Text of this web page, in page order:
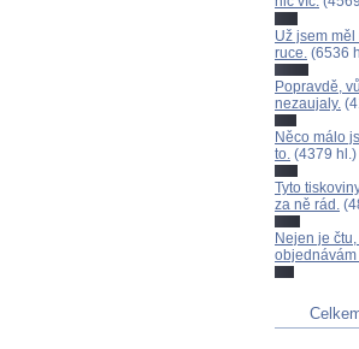
Už jsem
ruce. (6536
Popravdě,
nezaujaly.
Něco málo
to. (4379 hl.)
Tyto
za ně rád.
Nejen je